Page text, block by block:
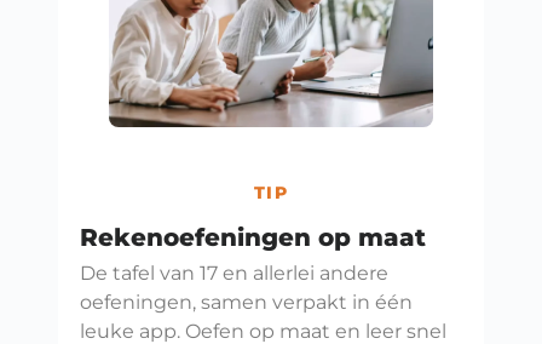
TIP
Rekenoefeningen op maat
De tafel van 17 en allerlei andere
oefeningen, samen verpakt in één
leuke app. Oefen op maat en leer snel